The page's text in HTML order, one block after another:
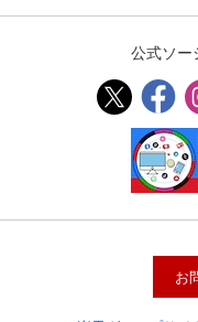
会員情報
公式ソー
お